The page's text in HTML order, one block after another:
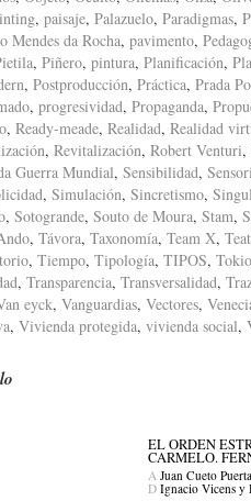
, paisaje, Palazuelo, Paradigmas,
Mendes da Rocha, pavimento,
, Piñero, pintura, Planificación,
, Postproducción, Práctica, Prada
, progresividad, Propaganda,
, Ready-meade, Realidad, Realidad
, Revitalización, Robert Venturi,
Guerra Mundial, Sensibilidad,
, Simulación, Sincretismo,
, Sotogrande, Souto de Moura, Stam,
, Távora, Taxonomía, Team X,
, Tiempo, Tipología, TIPOS, Tokio
, Transparencia, Transversalidad,
eyck, Vanguardias, Vectores,
, Vivienda protegida, vivienda social,
EL ORDEN
CARMELO.
A Juan Cueto
D Ignacio Vicens y